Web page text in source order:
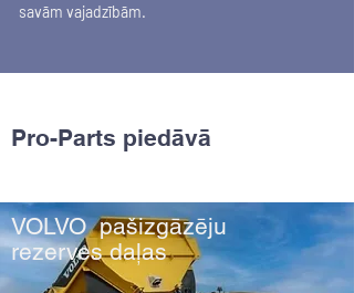
savām vajadzībām.
Pro-Parts piedāvā
VOLVO pašizgāzēju
rezerves daļas